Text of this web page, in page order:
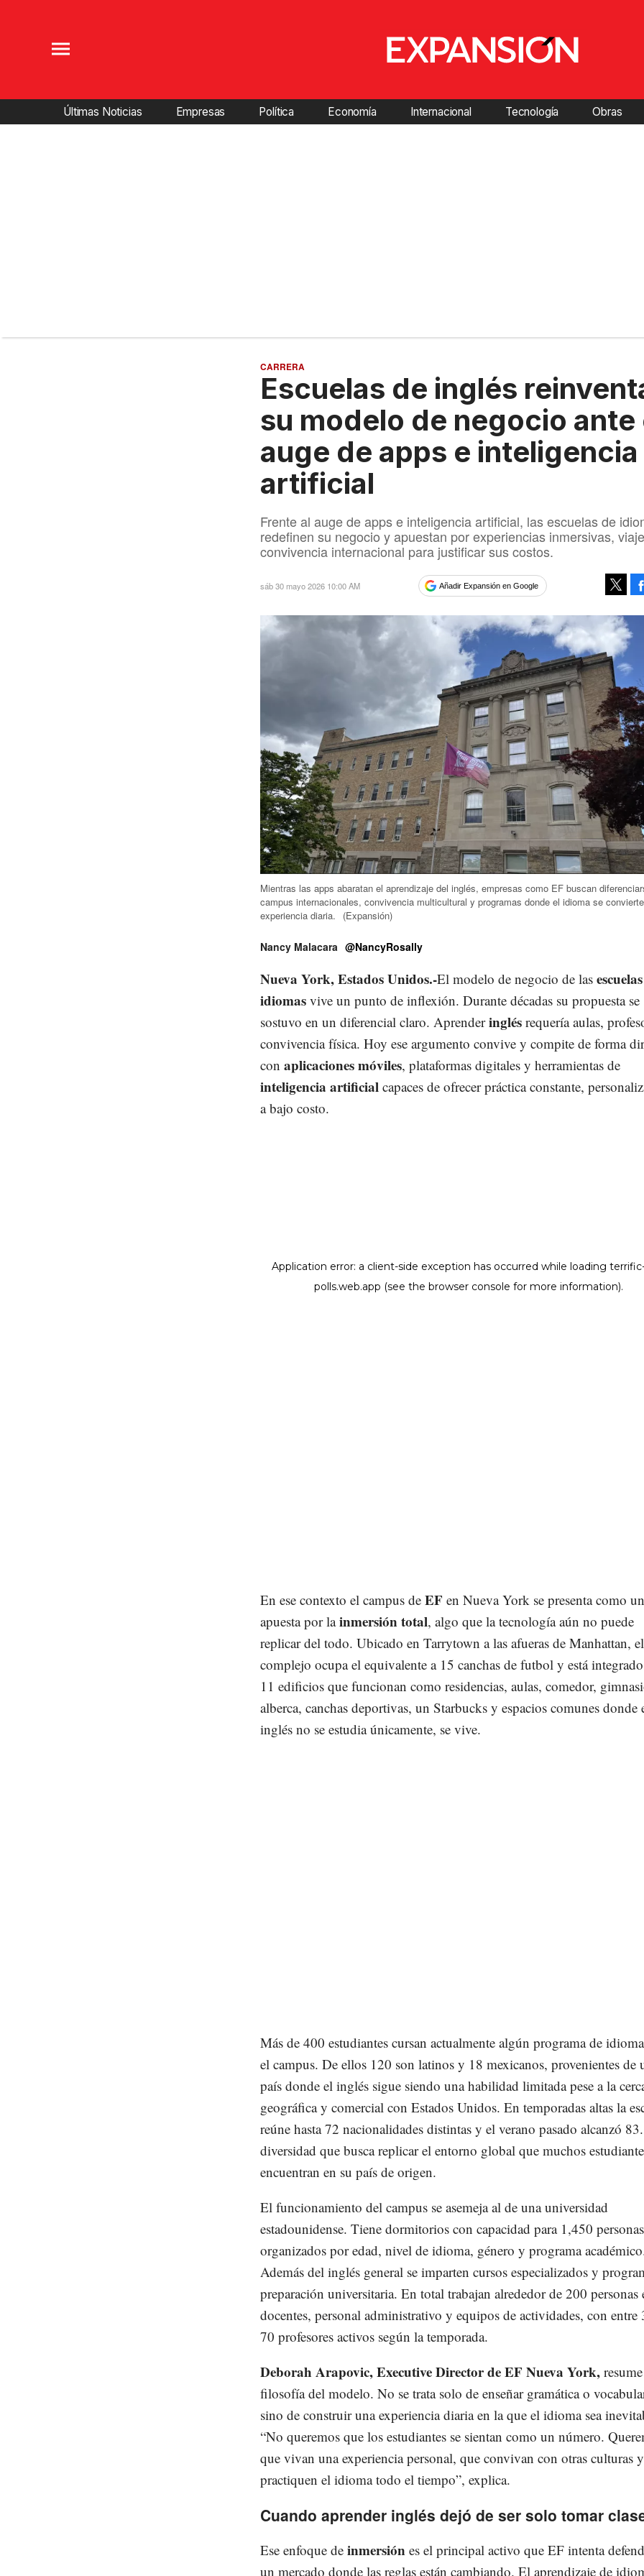
Últimas Noticias Empresas Política Economía Internacional Tecnología Obras
CARRERA
Escuelas de inglés
su modelo de negocio ante
auge de apps e inteligencia
artificial
Frente al auge de apps e inteligencia artificial, las escuelas de
redefinen su negocio y apuestan por experiencias inmersivas,
convivencia internacional para justificar sus costos.
sáb 30 mayo 2026 10:00 AM Añadir Expansión en Google
Mientras las apps abaratan el aprendizaje del inglés, empresas como EF buscan
campus internacionales, convivencia multicultural y programas donde el idioma se
experiencia diaria.
(Expansión)
Nancy Malacara @NancyRosally
Nueva York, Estados Unidos.-El modelo de negocio de las
idiomas vive un punto de inflexión. Durante décadas su propuesta se
sostuvo en un diferencial claro. Aprenderinglés requería aulas,
convivencia física. Hoy ese argumento convive y compite de forma
con aplicaciones móviles, plataformas digitales y herramientas de
inteligencia artificial capaces de ofrecer práctica constante,
a bajo costo.
En ese contexto el campus de EF en Nueva York se presenta como
apuesta por lainmersión total, algo que la tecnología aún no puede
replicar del todo. Ubicado en Tarrytown a las afueras de Manhattan, el
complejo ocupa el equivalente a 15 canchas de futbol y está
11 edificios que funcionan como residencias, aulas, comedor,
alberca, canchas deportivas, un Starbucks y espacios comunes donde
inglés no se estudia únicamente, se vive.
Más de 400 estudiantes cursan actualmente algún programa de
el campus. De ellos 120 son latinos y 18 mexicanos, provenientes de
país donde el inglés sigue siendo una habilidad limitada pese a la
geográfica y comercial con Estados Unidos. En temporadas altas la
reúne hasta 72 nacionalidades distintas y el verano pasado alcanzó
diversidad que busca replicar el entorno global que muchos
encuentran en su país de origen.
El funcionamiento del campus se asemeja al de una universidad
estadounidense. Tiene dormitorios con capacidad para 1,450 personas
organizados por edad, nivel de idioma, género y programa
Además del inglés general se imparten cursos especializados y
preparación universitaria. En total trabajan alrededor de 200 personas
docentes, personal administrativo y equipos de actividades, con entre
70 profesores activos según la temporada.
Deborah Arapovic, Executive Director de EF Nueva York,
filosofía del modelo. No se trata solo de enseñar gramática o
sino de construir una experiencia diaria en la que el idioma sea
“No queremos que los estudiantes se sientan como un número.
que vivan una experiencia personal, que convivan con otras culturas
practiquen el idioma todo el tiempo”, explica.
Cuando aprender inglés dejó de ser solo tomar
Ese enfoque de inmersión es el principal activo que EF intenta
un mercado donde las reglas están cambiando. El aprendizaje de